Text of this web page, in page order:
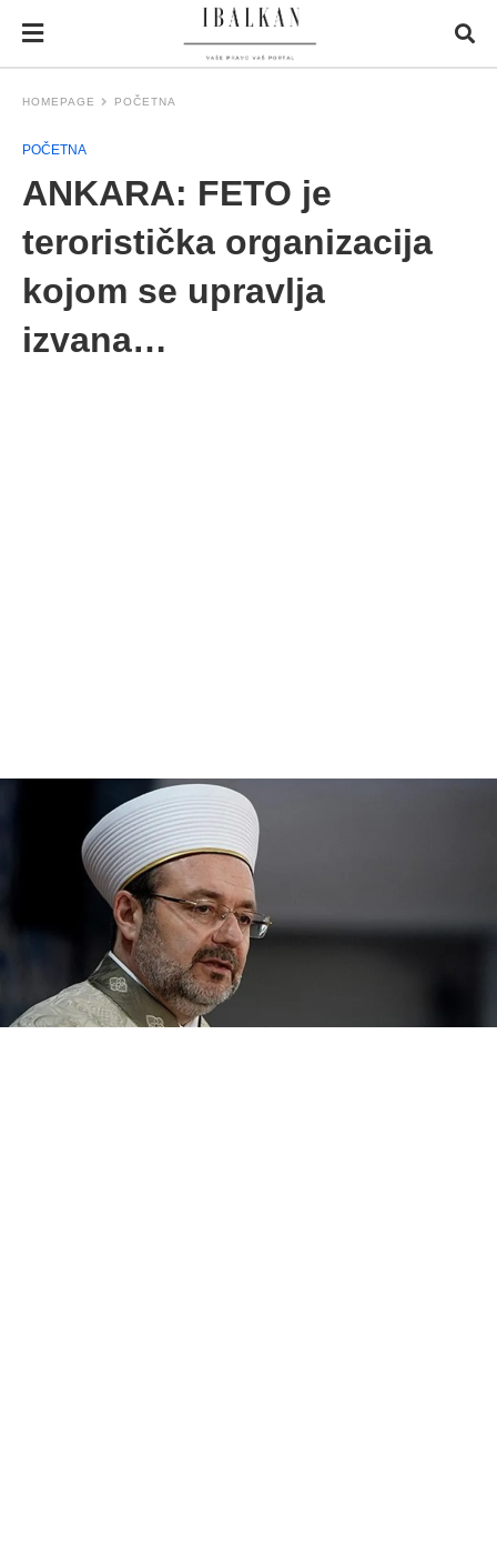
HOMEPAGE POČETNA
POČETNA
ANKARA: FETO je
teroristička organizacija
kojom se upravlja
izvana…